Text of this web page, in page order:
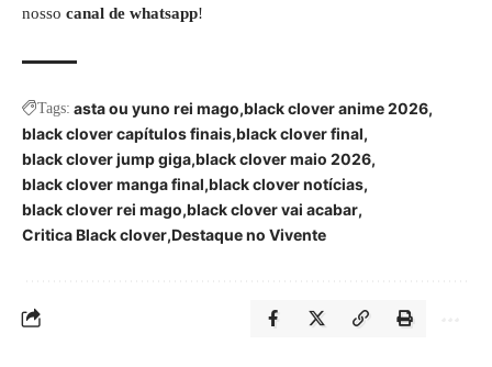
nosso canal de whatsapp!
Tags: asta ou yuno rei mago black clover anime 2026
black clover capítulos finais black clover final
black clover jump giga black clover maio 2026
black clover manga final black clover notícias
black clover rei mago black clover vai acabar
Critica Black clover Destaque no Vivente